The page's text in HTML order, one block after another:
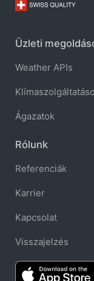
Üzleti
Weather APIs
Ágazatok
Rólunk
Referenciák
Karrier
Kapcsolat
Visszajelzés